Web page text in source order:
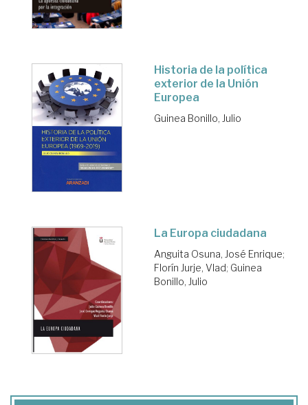
Historia de la política
exterior de la Unión
Europea
Guinea Bonillo, Julio
La Europa ciudadana
Anguita Osuna, José Enrique;
Florín Jurje, Vlad; Guinea
Bonillo, Julio